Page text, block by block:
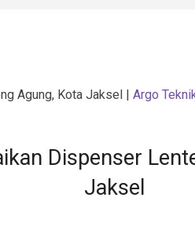
Agung, Kota Jaksel | Argo